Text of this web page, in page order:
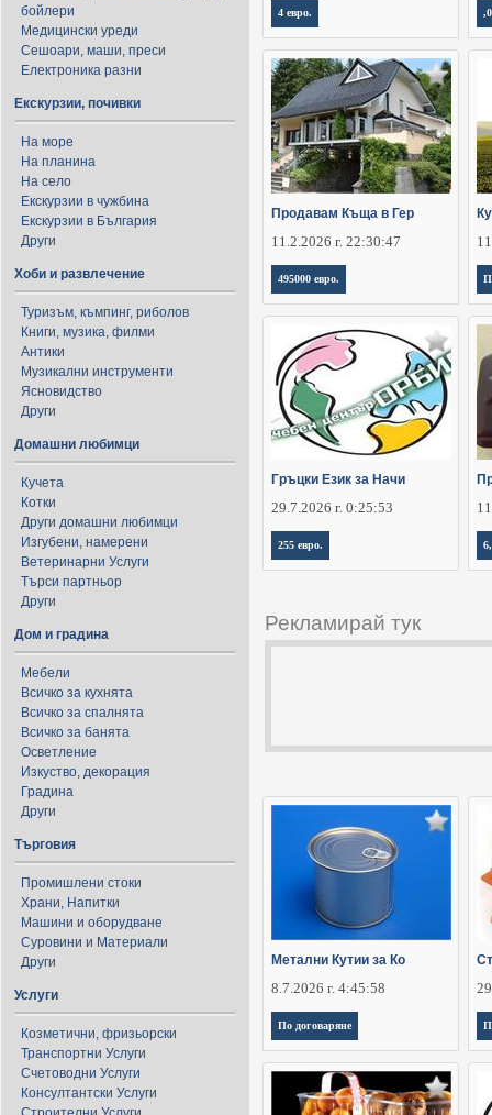
бойлери
Медицински уреди
Сешоари, маши, преси
Електроника разни
Екскурзии, почивки
На море
На планина
На село
Екскурзии в чужбина
Екскурзии в България
Други
Хоби и развлечение
Туризъм, къмпинг, риболов
Книги, музика, филми
Антики
Музикални инструменти
Ясновидство
Други
Домашни любимци
Кучета
Котки
Други домашни любимци
Изгубени, намерени
Ветеринарни Услуги
Търси партньор
Други
Дом и градина
Мебели
Всичко за кухнята
Всичко за спалнята
Всичко за банята
Осветление
Изкуство, декорация
Градина
Други
Търговия
Промишлени стоки
Храни, Напитки
Машини и оборудване
Суровини и Материали
Други
Услуги
Козметични, фризьорски
Транспортни Услуги
Счетоводни Услуги
Консултантски Услуги
4 евро.
Продавам Къща в Гер
11.2.2026 г. 22:30:47
495000 евро.
Гръцки Език за Начи
29.7.2026 г. 0:25:53
255 евро.
Рекламирай тук
Метални Кутии за Ко
8.7.2026 г. 4:45:58
По договаряне